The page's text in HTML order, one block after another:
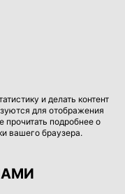
и делать контент
для отображения
подробнее о
вашего браузера.